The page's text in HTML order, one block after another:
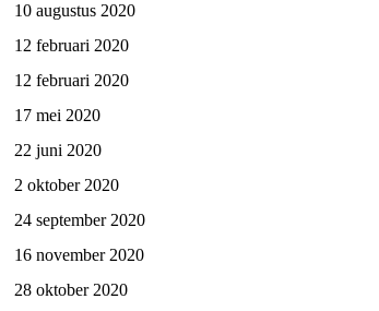
10 augustus 2020
12 februari 2020
12 februari 2020
17 mei 2020
22 juni 2020
2 oktober 2020
24 september 2020
16 november 2020
28 oktober 2020